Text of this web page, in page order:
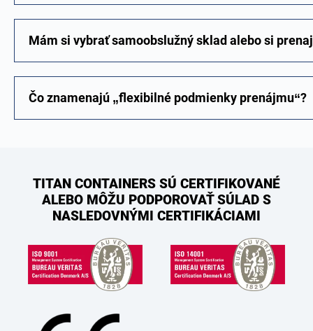
Mám si vybrať samoobslužný sklad alebo si
Čo znamenajú „flexibilné podmienky prenájmu“?
TITAN CONTAINERS SÚ CERTIFIKOVANÉ
ALEBO MÔŽU PODPOROVAŤ SÚLAD S
NASLEDOVNÝMI CERTIFIKÁCIAMI